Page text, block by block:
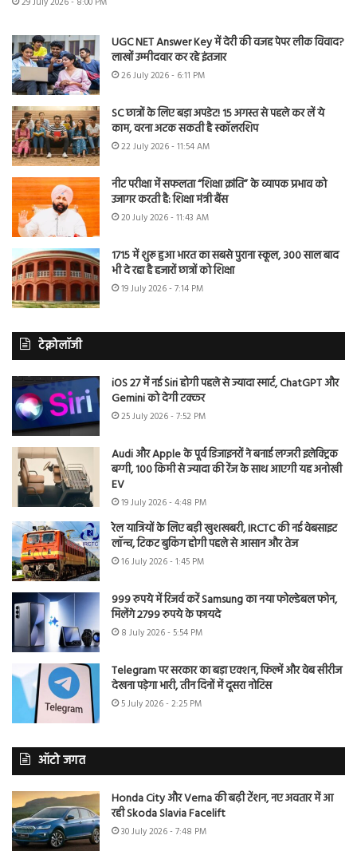
UGC NET Answer Key में देरी की वजह पेपर लीक विवाद?
लाखों उम्मीदवार कर रहे इंतजार
26 July 2026 - 6:11 PM
SC छात्रों के लिए बड़ा अपडेट! 15 अगस्त से पहले कर लें ये
काम, वरना अटक सकती है स्कॉलरशिप
22 July 2026 - 11:54 AM
नीट परीक्षा में सफलता “शिक्षा क्रांति” के व्यापक प्रभाव को
उजागर करती है: शिक्षा मंत्री बैंस
20 July 2026 - 11:43 AM
1715 में शुरू हुआ भारत का सबसे पुराना स्कूल, 300 साल बाद
भी दे रहा है हजारों छात्रों को शिक्षा
19 July 2026 - 7:14 PM
टेक्नोलॉजी
iOS 27 में नई Siri होगी पहले से ज्यादा स्मार्ट, ChatGPT और
Gemini को देगी टक्कर
25 July 2026 - 7:52 PM
Audi और Apple के पूर्व डिजाइनरों ने बनाई लग्जरी इलेक्ट्रिक
बग्गी, 100 किमी से ज्यादा की रेंज के साथ आएगी यह अनोखी
EV
19 July 2026 - 4:48 PM
रेल यात्रियों के लिए बड़ी खुशखबरी, IRCTC की नई वेबसाइट
लॉन्च, टिकट बुकिंग होगी पहले से आसान और तेज
16 July 2026 - 1:45 PM
999 रुपये में रिजर्व करें Samsung का नया फोल्डेबल फोन,
मिलेंगे 2799 रुपये के फायदे
8 July 2026 - 5:54 PM
Telegram पर सरकार का बड़ा एक्शन, फिल्में और वेब सीरीज
देखना पड़ेगा भारी, तीन दिनों में दूसरा नोटिस
5 July 2026 - 2:25 PM
ऑटो जगत
Honda City और Verna की बढ़ी टेंशन, नए अवतार में आ
रही Skoda Slavia Facelift
30 July 2026 - 7:48 PM